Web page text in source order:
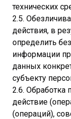
технических
2.5.
действия, в
определить
информации
данных
субъекту
2.6.
действие
(операций),